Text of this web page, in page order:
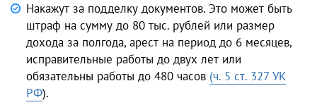
Накажут за подделку документов. Это может быть
штраф на сумму до 80 тыс. рублей или размер
дохода за полгода, арест на период до 6 месяцев,
исправительные работы до двух лет или
обязательны работы до 480 часов (ч. 5 ст. 327 УК
РФ).